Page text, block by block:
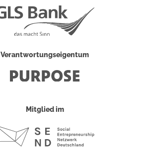
Verantwortungseigentum
Mitglied im